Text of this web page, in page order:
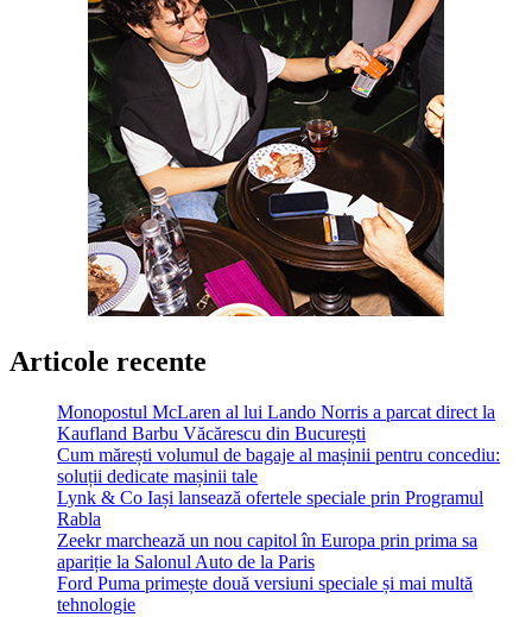
Articole recente
Monopostul McLaren al lui Lando Norris a parcat direct la
Kaufland Barbu Văcărescu din București
Cum mărești volumul de bagaje al mașinii pentru concediu:
soluții dedicate mașinii tale
Lynk & Co Iași lansează ofertele speciale prin Programul
Rabla
Zeekr marchează un nou capitol în Europa prin prima sa
apariție la Salonul Auto de la Paris
Ford Puma primește două versiuni speciale și mai multă
tehnologie